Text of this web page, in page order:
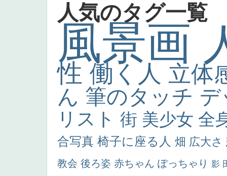
人気のタグ一覧
風景画
性 働く人 立体
ん 筆のタッチ
リスト 街 美少女 全
合写真 椅子に座る人 畑 広大さ
教会 後ろ姿 赤ちゃん ぽっちゃり 影